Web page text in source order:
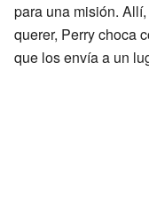
para una misión.
querer, Perry choca
que los envía a un